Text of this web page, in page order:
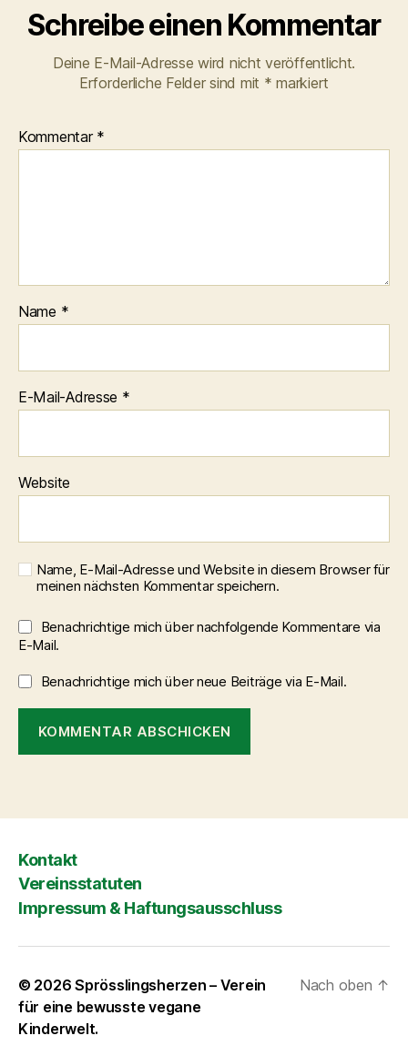
Schreibe einen Kommentar
Deine E-Mail-Adresse wird nicht veröffentlicht.
Erforderliche Felder sind mit * markiert
Kommentar *
Name *
E-Mail-Adresse *
Website
Name, E-Mail-Adresse und Website in diesem Browser für
meinen nächsten Kommentar speichern.
Benachrichtige mich über nachfolgende Kommentare via
E-Mail.
Benachrichtige mich über neue Beiträge via E-Mail.
Kontakt
Vereinsstatuten
Impressum & Haftungsausschluss
© 2026Sprösslingsherzen – Verein
für eine bewusste vegane
Kinderwelt.
Nach oben ↑